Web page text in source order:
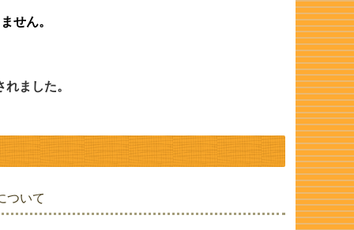
せん。
ました。
ついて